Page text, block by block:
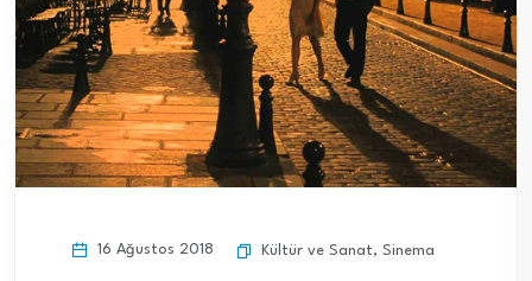
16 Ağustos 2018 Kültür ve Sanat, Sinema